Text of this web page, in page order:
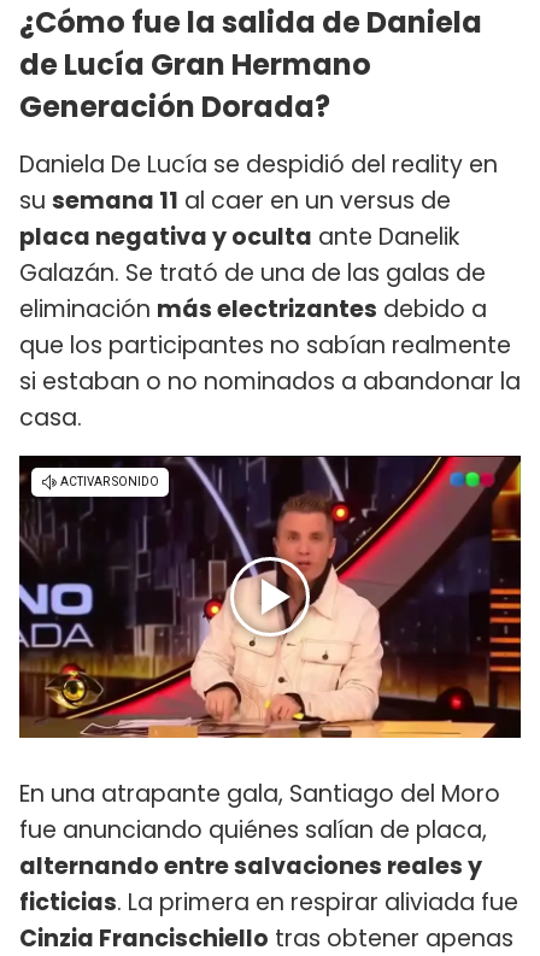
¿Cómo fue la salida de Daniela
de Lucía Gran Hermano
Generación Dorada?
Daniela De Lucía se despidió del reality en
su semana 11 al caer en un versus de
placa negativa y oculta ante Danelik
Galazán. Se trató de una de las galas de
eliminación más electrizantes debido a
que los participantes no sabían realmente
si estaban o no nominados a abandonar la
casa.
En una atrapante gala, Santiago del Moro
fue anunciando quiénes salían de placa,
alternando entre salvaciones reales y
ficticias. La primera en respirar aliviada fue
Cinzia Francischiello tras obtener apenas